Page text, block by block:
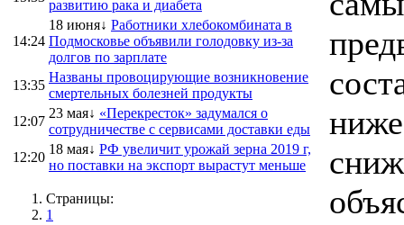
развитию рака и диабета
14:24
18 июня↓ Работники хлебокомбината в
Подмосковье объявили голодовку из-за
долгов по зарплате
13:35
Названы провоцирующие возникновение
смертельных болезней продукты
12:07
23 мая↓ «Перекресток» задумался о
сотрудничестве с сервисами доставки еды
12:20
18 мая↓ РФ увеличит урожай зерна 2019 г,
но поставки на экспорт вырастут меньше
Страницы:
1